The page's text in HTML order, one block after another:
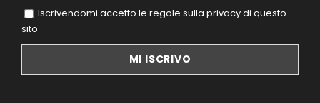
Iscrivendomi accetto le regole sulla privacy di questo
sito